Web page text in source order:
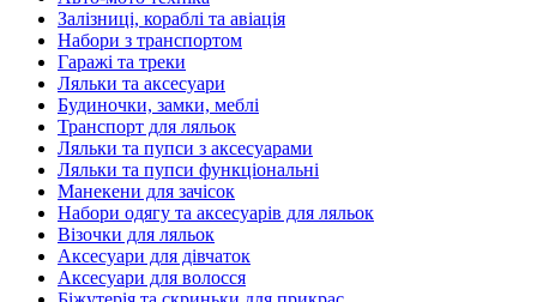
Залізниці, кораблі та авіація
Набори з транспортом
Гаражі та треки
Ляльки та аксесуари
Будиночки, замки, меблі
Транспорт для ляльок
Ляльки та пупси з аксесуарами
Ляльки та пупси функціональні
Манекени для зачісок
Набори одягу та аксесуарів для ляльок
Візочки для ляльок
Аксесуари для дівчаток
Аксесуари для волосся